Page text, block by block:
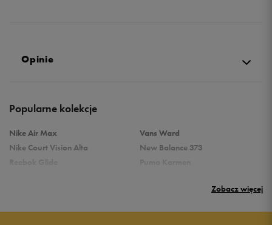
Opinie
Popularne kolekcje
Nike Air Max
Nike Court Vision Alta
Vans Ward
New Balance 373
Zobacz więcej